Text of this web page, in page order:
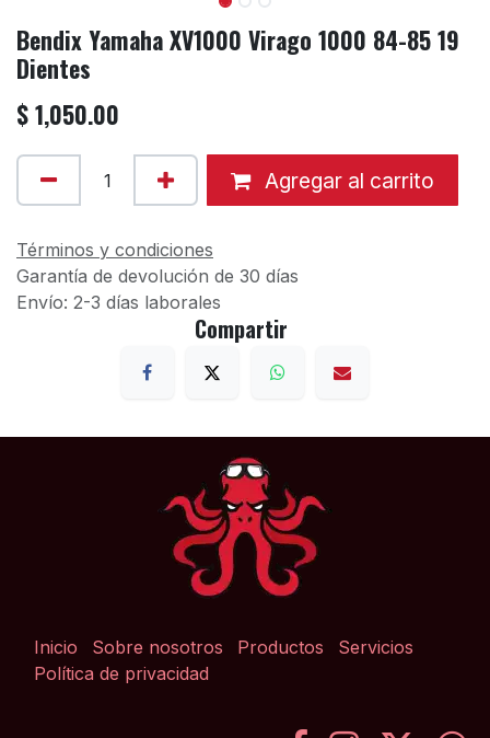
Bendix Yamaha XV1000 Virago 1000 84-85 19
Dientes
$1,050.00
Agregar al carrito
Términos y condiciones
Garantía de devolución de 30 días
Envío: 2-3 días laborales
Compartir
Inicio Sobre nosotros Productos
Servicios
Política de privacidad